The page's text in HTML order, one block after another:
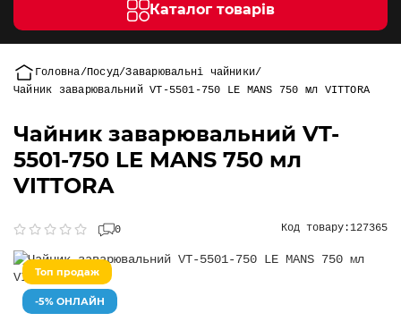
Каталог товарів
Головна Посуд Заварювальні чайники
Чайник заварювальний VT-5501-750 LE MANS 750 мл VITTORA
Чайник заварювальний VT-
5501-750 LE MANS 750 мл
VITTORA
0 Код товару:127365
Топ продаж
-5% ОНЛАЙН